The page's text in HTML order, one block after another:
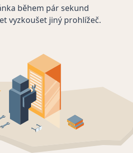
během pár sekund
vyzkoušet jiný prohlížeč.